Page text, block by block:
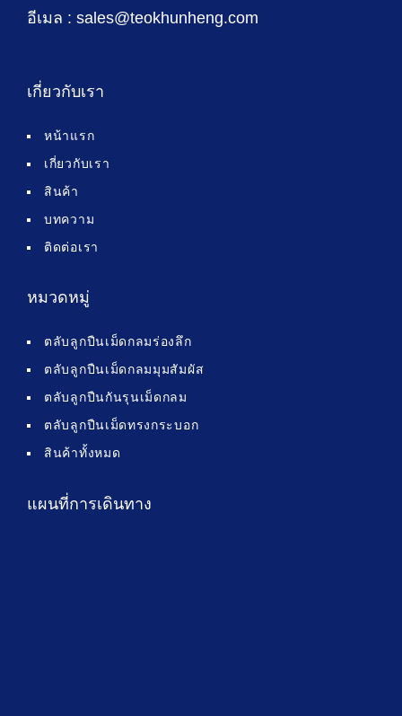
อีเมล : sales@teokhunheng.com
เกี่ยวกับเรา
หน้าแรก
เกี่ยวกับเรา
สินค้า
บทความ
ติดต่อเรา
หมวดหมู่
ตลับลูกปืนเม็ดกลมร่องลึก
ตลับลูกปืนเม็ดกลมมุมสัมผัส
ตลับลูกปืนกันรุนเม็ดกลม
ตลับลูกปืนเม็ดทรงกระบอก
สินค้าทั้งหมด
แผนที่การเดินทาง